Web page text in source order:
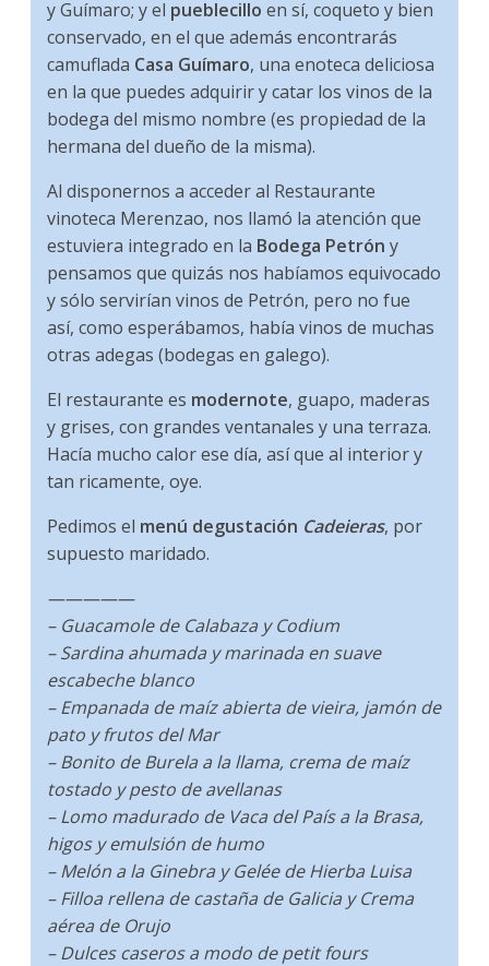
y Guímaro; y el pueblecillo en sí, coqueto y bien
conservado, en el que además encontrarás
camuflada Casa Guímaro, una enoteca deliciosa
en la que puedes adquirir y catar los vinos de la
bodega del mismo nombre (es propiedad de la
hermana del dueño de la misma).
Al disponernos a acceder al Restaurante
vinoteca Merenzao, nos llamó la atención que
estuviera integrado en la Bodega Petrón y
pensamos que quizás nos habíamos equivocado
y sólo servirían vinos de Petrón, pero no fue
así, como esperábamos, había vinos de muchas
otras adegas (bodegas en galego).
El restaurante es modernote, guapo, maderas
y grises, con grandes ventanales y una terraza.
Hacía mucho calor ese día, así que al interior y
tan ricamente, oye.
Pedimos el menú degustación Cadeieras, por
supuesto maridado.
—————
– Guacamole de Calabaza y Codium
– Sardina ahumada y marinada en suave
escabeche blanco
– Empanada de maíz abierta de vieira, jamón de
pato y frutos del Mar
– Bonito de Burela a la llama, crema de maíz
tostado y pesto de avellanas
– Lomo madurado de Vaca del País a la Brasa,
higos y emulsión de humo
– Melón a la Ginebra y Gelée de Hierba Luisa
– Filloa rellena de castaña de Galicia y Crema
aérea de Orujo
– Dulces caseros a modo de petit fours